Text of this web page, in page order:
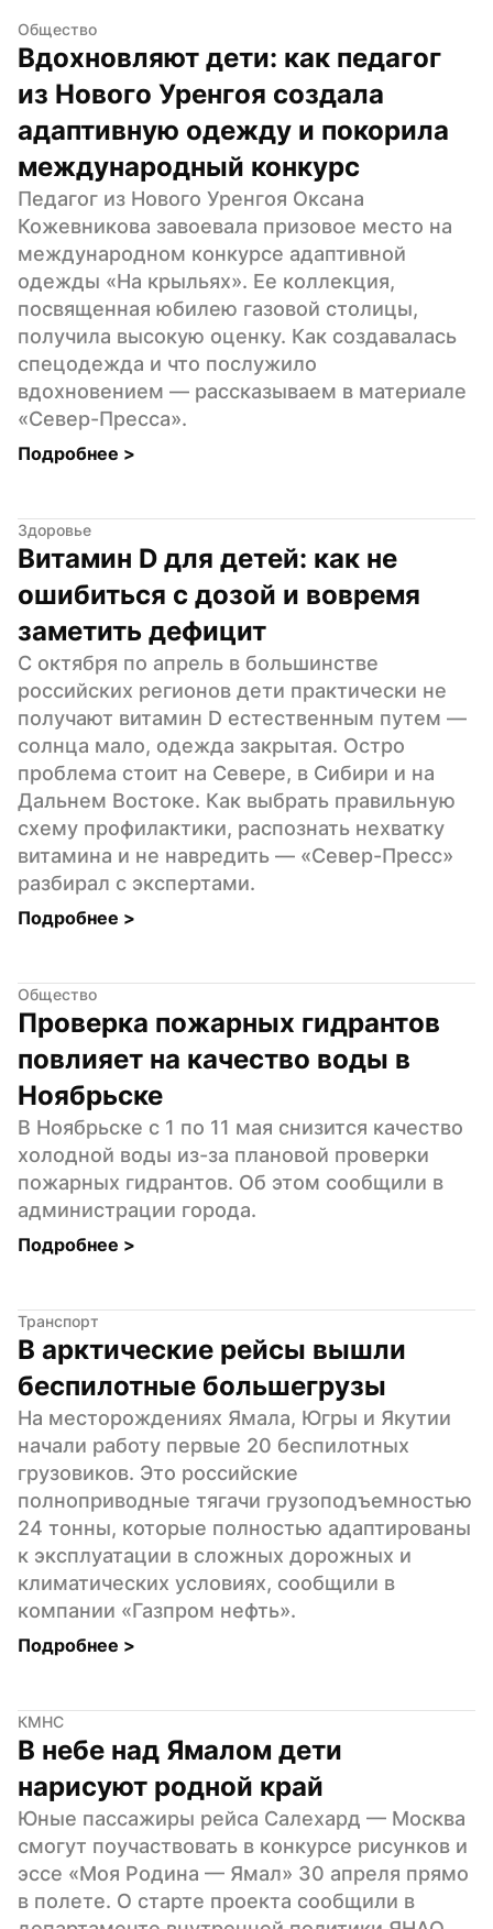
Общество
Вдохновляют дети: как педагог
из Нового Уренгоя создала
адаптивную одежду и покорила
международный конкурс
Педагог из Нового Уренгоя Оксана
Кожевникова завоевала призовое место на
международном конкурсе адаптивной
одежды «На крыльях». Ее коллекция,
посвященная юбилею газовой столицы,
получила высокую оценку. Как создавалась
спецодежда и что послужило
вдохновением — рассказываем в материале
«Север-Пресса».
Подробнее >
Здоровье
Витамин D для детей: как не
ошибиться с дозой и вовремя
заметить дефицит
С октября по апрель в большинстве
российских регионов дети практически не
получают витамин D естественным путем —
солнца мало, одежда закрытая. Остро
проблема стоит на Севере, в Сибири и на
Дальнем Востоке. Как выбрать правильную
схему профилактики, распознать нехватку
витамина и не навредить — «Север-Пресс»
разбирал с экспертами.
Подробнее >
Общество
Проверка пожарных гидрантов
повлияет на качество воды в
Ноябрьске
В Ноябрьске с 1 по 11 мая снизится качество
холодной воды из-за плановой проверки
пожарных гидрантов. Об этом сообщили в
администрации города.
Подробнее >
Транспорт
В арктические рейсы вышли
беспилотные большегрузы
На месторождениях Ямала, Югры и Якутии
начали работу первые 20 беспилотных
грузовиков. Это российские
полноприводные тягачи грузоподъемностью
24 тонны, которые полностью адаптированы
к эксплуатации в сложных дорожных и
климатических условиях, сообщили в
компании «Газпром нефть».
Подробнее >
КМНС
В небе над Ямалом дети
нарисуют родной край
Юные пассажиры рейса Салехард — Москва
смогут поучаствовать в конкурсе рисунков и
эссе «Моя Родина — Ямал» 30 апреля прямо
в полете. О старте проекта сообщили в